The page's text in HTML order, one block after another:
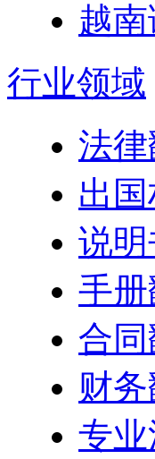
越
行业领域
法
出
说
手
合
财
专